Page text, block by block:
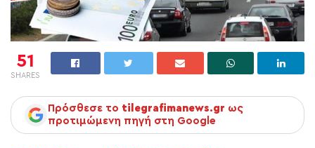
51
SHARES
Πρόσθεσε το tilegrafimanews.gr ως
προτιμώμενη πηγή στη Google